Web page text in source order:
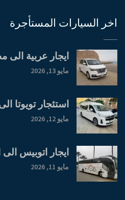
اخر السيارات المستأجرة
ايجار عربية الى
مايو 13, 2026
استئجار تويوتا
مايو 12, 2026
ايجار اتوبيس الى
مايو 11, 2026